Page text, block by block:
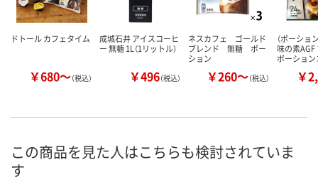
ドトール カフェタイム
￥680～（税込）
成城石井 アイスコーヒ
ー 無糖 1L（1リットル）
￥496（税込）
ネスカフェ ゴールド
ブレンド 無糖 ポー
ション
￥260～（税込）
（ポーショ
味の素AGF
ポーショ
￥
この商品を見た人はこちらも検討されていま
す